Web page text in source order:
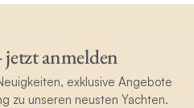
anmelden
exklusive Angebote
zu unseren neusten Yachten.